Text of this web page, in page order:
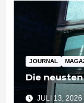
JOURNAL
Die
JULI 13, 2026